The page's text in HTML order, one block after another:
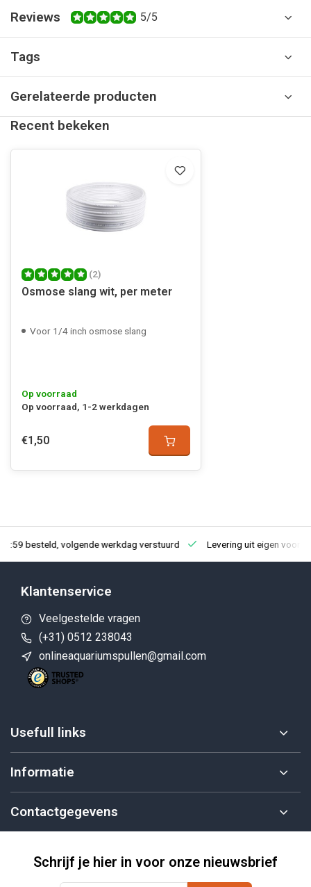
Reviews 5/5
Tags
Gerelateerde producten
Recent bekeken
(2)
Osmose slang wit, per meter
Voor 1/4 inch osmose slang
Op voorraad
Op voorraad, 1-2 werkdagen
€1,50
besteld, volgende werkdag verstuurd Levering uit eigen
Klantenservice
Veelgestelde vragen
(+31) 0512 238043
onlineaquariumspullen@gmail.com
Usefull links
Informatie
Contactgegevens
Schrijf je hier in voor onze nieuwsbrief